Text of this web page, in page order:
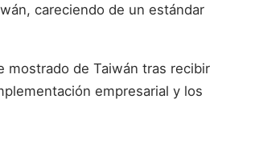
careciendo de un estándar
mostrado de Taiwán tras recibir
empresarial y los